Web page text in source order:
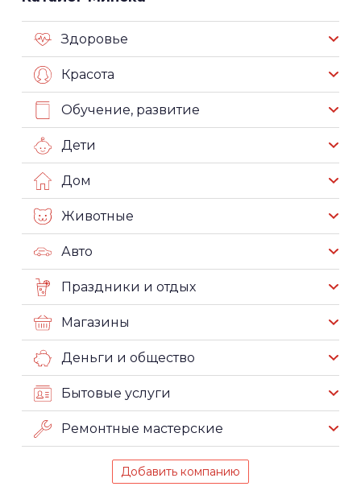
Здоровье
Красота
Обучение, развитие
Дети
Дом
Животные
Авто
Праздники и отдых
Магазины
Деньги и общество
Бытовые услуги
Ремонтные мастерские
Добавить компанию